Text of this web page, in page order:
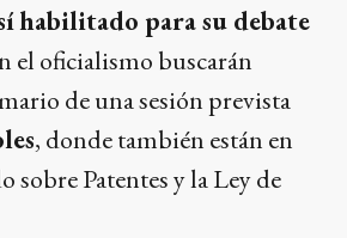
habilitado para su debate
el oficialismo buscarán
de una sesión prevista
, donde también están en
sobre Patentes y la Ley de